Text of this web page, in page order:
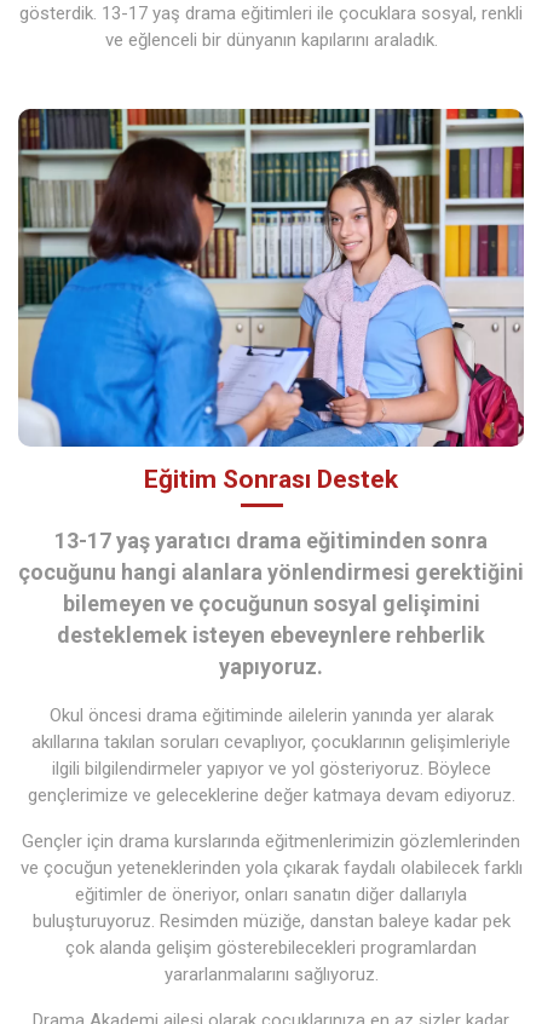
gösterdik. 13-17 yaş drama eğitimleri ile çocuklara sosyal, renkli
ve eğlenceli bir dünyanın kapılarını araladık.
Eğitim Sonrası Destek
13-17 yaş yaratıcı drama eğitiminden sonra
çocuğunu hangi alanlara yönlendirmesi gerektiğini
bilemeyen ve çocuğunun sosyal gelişimini
desteklemek isteyen ebeveynlere rehberlik
yapıyoruz.
Okul öncesi drama eğitiminde ailelerin yanında yer alarak
akıllarına takılan soruları cevaplıyor, çocuklarının gelişimleriyle
ilgili bilgilendirmeler yapıyor ve yol gösteriyoruz. Böylece
gençlerimize ve geleceklerine değer katmaya devam ediyoruz.
Gençler için drama kurslarında eğitmenlerimizin gözlemlerinden
ve çocuğun yeteneklerinden yola çıkarak faydalı olabilecek farklı
eğitimler de öneriyor, onları sanatın diğer dallarıyla
buluşturuyoruz. Resimden müziğe, danstan baleye kadar pek
çok alanda gelişim gösterebilecekleri programlardan
yararlanmalarını sağlıyoruz.